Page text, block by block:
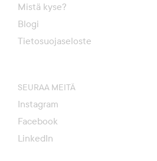
Mistä kyse?
Blogi
Tietosuojaseloste
SEURAA MEITÄ
Instagram
Facebook
LinkedIn